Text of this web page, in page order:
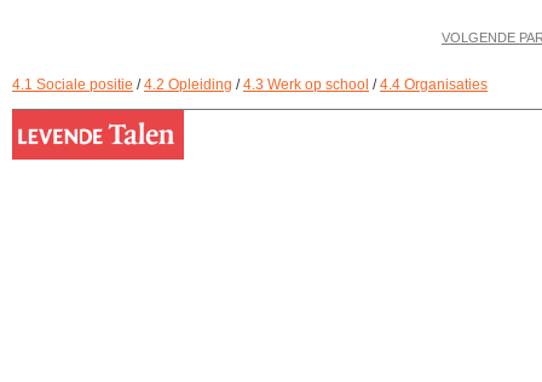
VOLGENDE
4.1 Sociale positie /4.2 Opleiding /4.3 Werk op school /4.4 Organisaties